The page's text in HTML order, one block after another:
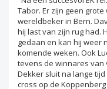
Tabor. Er zijn geen
wereldbeker in Bern.
hij last van zijn rug had.
gedaan en kan hij weer
komende weken. Ook
tevens de winnares van
Dekker sluit na lange
cross op de